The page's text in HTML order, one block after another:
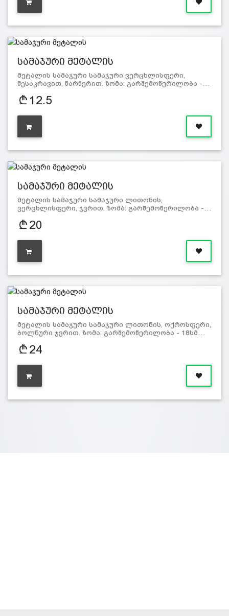
სამაჯური მეტალის
მეტალის სამაჯური სამაჯური ვერცხლისფერი,
შესაკრავით, წარწერით. ზომა: გარშემოწერილობა -…
12.5
სამაჯური მეტალის
მეტალის სამაჯური სამაჯური ლითონის,
ვერცხლისფერი, ჯვრით. ზომა: გარშემოწერილობა -…
20
სამაჯური მეტალის
მეტალის სამაჯური სამაჯური ლითონის, ოქროსფერი,
ბოლნური ჯვრით. ზომა: გარშემოწერილობა - 18სმ…
24